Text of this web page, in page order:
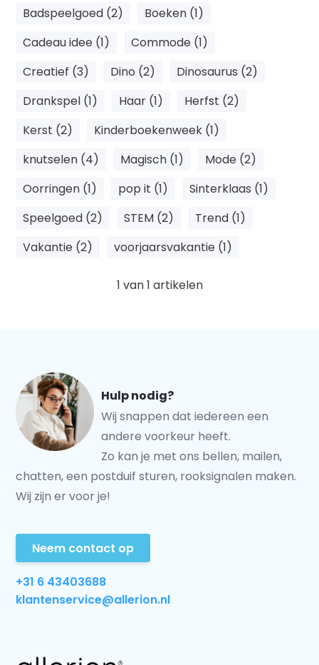
Badspeelgoed (2)
Boeken (1)
Cadeau idee (1)
Commode (1)
Creatief (3)
Dino (2)
Dinosaurus (2)
Drankspel (1)
Haar (1)
Herfst (2)
Kerst (2)
Kinderboekenweek (1)
knutselen (4)
Magisch (1)
Mode (2)
Oorringen (1)
pop it (1)
Sinterklaas (1)
Speelgoed (2)
STEM (2)
Trend (1)
Vakantie (2)
voorjaarsvakantie (1)
1 van1 artikelen
Hulp nodig?
Wij snappen dat iedereen een
andere voorkeur heeft.
Zo kan je met ons bellen, mailen,
chatten, een postduif sturen, rooksignalen maken.
Wij zijn er voor je!
Neem contact op
+31 6 43403688
klantenservice@allerion.nl